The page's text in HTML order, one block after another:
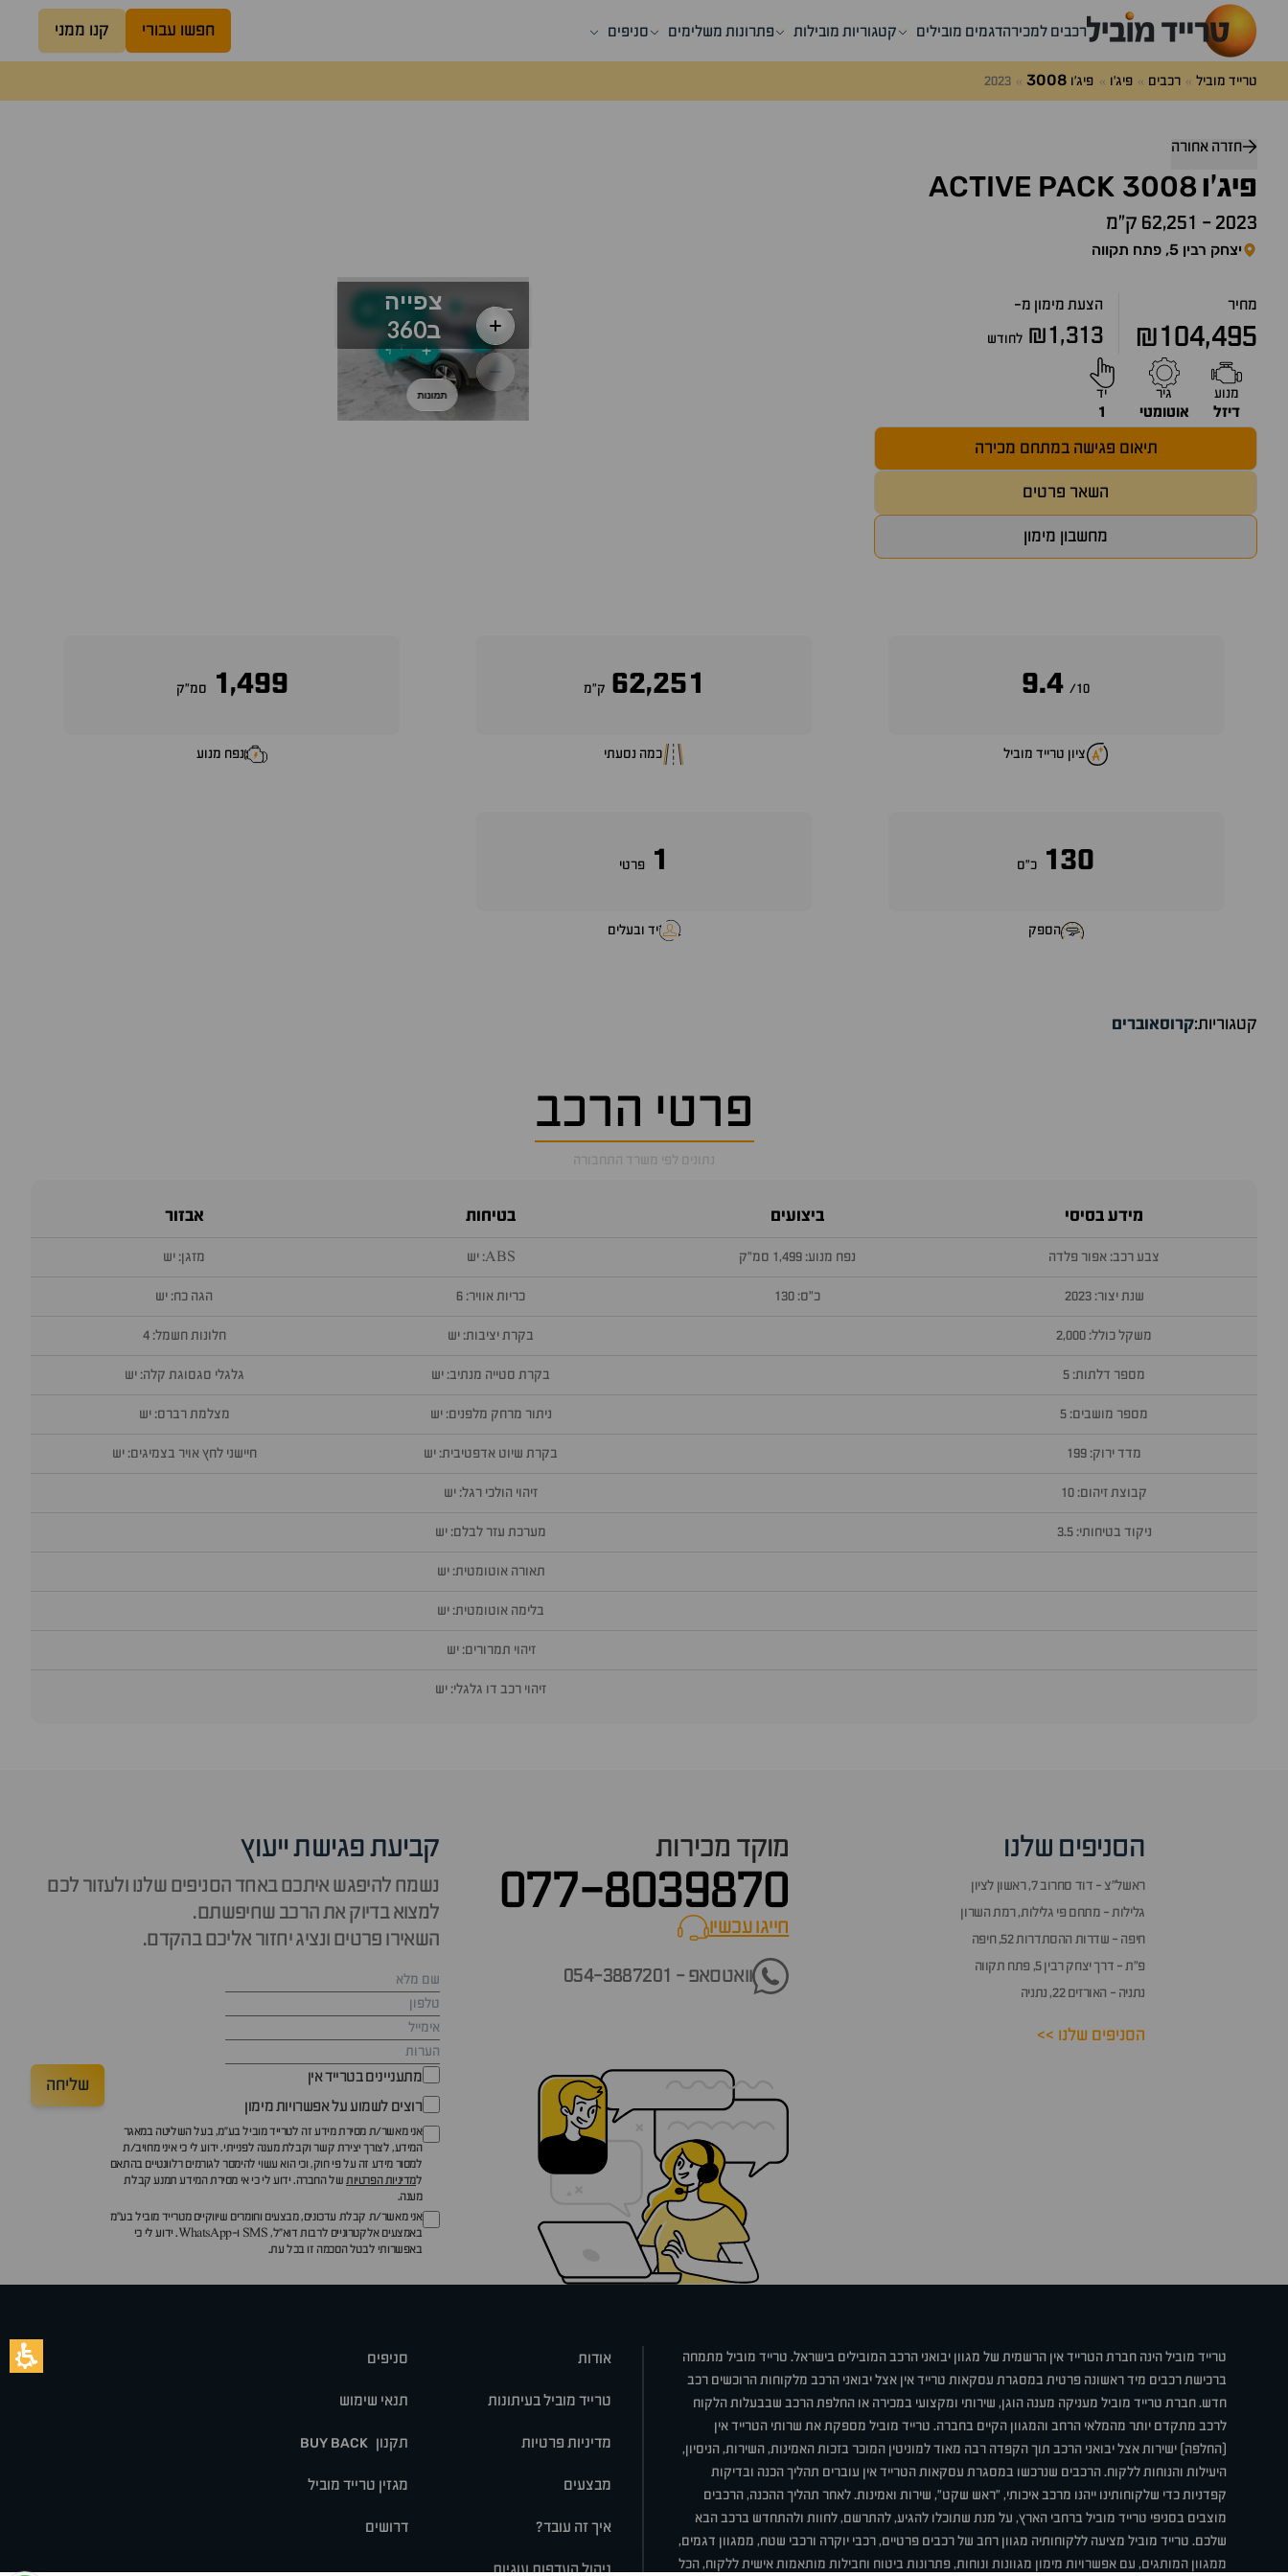
רכבים למכירהדגמים מובילים קטגוריות מובילות פתרונות משלימים סניפים חפשו עבורי קנו ממני
טרייד מוביל רכבים פיג'ו פיג'ו 3008
2023
שאלות
ותשובות
חזרה אחורה
פיג'ו 3008
ACTIVE PACK
2023
- 62,251 ק״מ
יצחק רבין 5, פתח תקווה
מחיר
₪104,495
הצעת מימון מ-
₪1,313 לחודש
מנוע
דיזל
גיר
אוטומטי
יד
1
תיאום פגישה במתחם מכירה
השאר פרטים
מחשבון מימון
10/
9.4
ציון טרייד מוביל
62,251 ק״מ
כמה נסעתי
1,499 סמ״ק
נפח מנוע
130 כ״ס
הספק
1 פרטי
יד ובעלים
קטגוריות:קרוסאוברים
פרטי הרכב
נתונים לפי משרד התחבורה
מידע בסיסי
צבע רכב: אפור פלדה
שנת יצור: 2023
משקל כולל: 2,000
מספר דלתות: 5
מספר מושבים: 5
מדד ירוק: 199
קבוצת זיהום: 10
ניקוד בטיחותי: 3.5
ביצועים
נפח מנוע: 1,499 סמ״ק
כ״ס: 130
בטיחות
ABS: יש
כריות אוויר: 6
בקרת יציבות: יש
בקרת סטייה מנתיב: יש
ניתור מרחק מלפנים: יש
בקרת שיוט אדפטיבית: יש
זיהוי הולכי רגל: יש
מערכת עזר לבלם: יש
תאורה אוטומטית: יש
בלימה אוטומטית: יש
זיהוי תמרורים: יש
זיהוי רכב דו גלגלי: יש
אבזור
מזגן: יש
הגה כח: יש
חלונות חשמל: 4
גלגלי סגסוגת קלה: יש
מצלמת רברס: יש
חיישני לחץ אויר בצמיגים: יש
הסניפים שלנו
ראשל״צ - דוד סחרוב 7, ראשון לציון
גלילות - מתחם פי גלילות, רמת השרון
חיפה - שדרות ההסתדרות 52, חיפה
פ״ת - דרך יצחק רבין 5, פתח תקווה
נתניה - האורזים 22, נתניה
הסניפים שלנו >>
מוקד מכירות
077-8039870
חייגו עכשיוcall now
וואטסאפ - 054-3887201
קביעת פגישת ייעוץ
נשמח להיפגש איתכם באחד הסניפים שלנו ולעזור לכם
למצוא בדיוק את הרכב שחיפשתם.
השאירו פרטים ונציג יחזור אליכם בהקדם.
מתעניינים בטרייד אין
רוצים לשמוע על אפשרויות מימון
אני מאשר/ת מסירת מידע זה לטרייד מוביל בע"מ, בעל השליטה במאגר
המידע, לצורך יצירת קשר וקבלת מענה לפנייתי. ידוע לי כי איני מחויב/ת
למסור מידע זה על פי חוק, וכי הוא עשוי להימסר לגורמים רלוונטיים בהתאם
למדיניות הפרטיותשל החברה. ידוע לי כי אי מסירת המידע תמנע קבלת
מענה.
אני מאשר/ת קבלת עדכונים, מבצעים וחומרים שיווקיים מטרייד מוביל בע"מ
באמצעים אלקטרוניים לרבות דוא״ל, SMS ו-WhatsApp. ידוע לי כי
באפשרותי לבטל הסכמה זו בכל עת.
שליחה
טרייד מוביל הינה חברת הטרייד אין הרשמית של מגוון יבואני הרכב המובילים בישראל. טרייד מוביל מתמחה
ברכישת רכבים מיד ראשונה פרטית במסגרת עסקאות טרייד אין אצל יבואני הרכב מלקוחות הרוכשים רכב
חדש. חברת טרייד מוביל מעניקה מענה הוגן, שירותי ומקצועי במכירה או החלפת הרכב שבבעלות הלקוח
לרכב מתקדם יותר מהמלאי הרחב והמגוון הקיים בחברה. טרייד מוביל מספקת את שרותי הטרייד אין
(החלפה) ישירות אצל יבואני הרכב תוך הקפדה רבה מאוד למוניטין המוכר בזכות האמינות, השירות, הניסיון,
היעילות והנוחות ללקוח. הרכבים שנרכשו במסגרת עסקאות הטרייד אין עוברים תהליך הכנה ובדיקות
קפדניות כדי שלקוחותינו ייהנו מרכב איכותי, "ראש שקט", שירות ואמינות. לאחר תהליך ההכנה, הרכבים
מוצבים בסניפי טרייד מוביל ברחבי הארץ, על מנת שתוכלו להגיע, להתרשם, לחוות ולהתחדש ברכב הבא
שלכם. טרייד מוביל מציעה ללקוחותיה מגוון רחב של רכבים פרטיים, רכבי יוקרה ורכבי שטח, ממגוון דגמים,
ממגוון המותגים, עם אפשרויות מימון מגוונות ונוחות, פתרונות ביטוח וחבילות מותאמות אישית ללקוח, הכל
אודות סניפים
טרייד מוביל בעיתונות תנאי שימוש
מדיניות פרטיות תקנון BUY BACK
מבצעים מגזין טרייד מוביל
איך זה עובד? דרושים
ניהול העדפות עוגיות